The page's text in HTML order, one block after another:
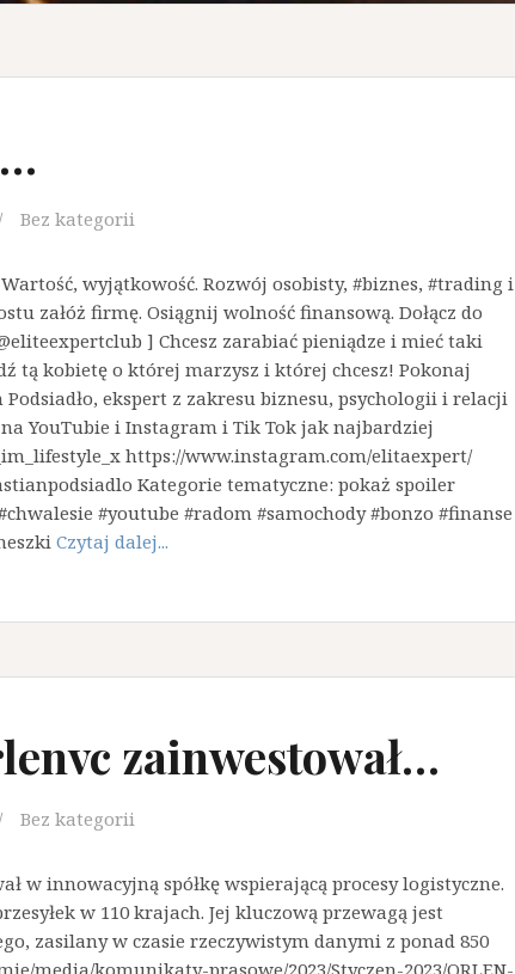
Bez kategorii
wyjątkowość. Rozwój osobisty, #biznes, #trading i
załóż firmę. Osiągnij wolność finansową. Dołącz do
] Chcesz zarabiać pieniądze i mieć taki
tą kobietę o której marzysz i której chcesz! Pokonaj
ekspert z zakresu biznesu, psychologii i relacji
YouTubie i Instagram i Tik Tok jak najbardziej
https://www.instagram.com/elitaexpert/
Kategorie tematyczne: pokaż spoiler
#youtube #radom #samochody #bonzo #finanse
Czytaj dalej...
zainwestował…
Bez kategorii
w innowacyjną spółkę wspierającą procesy logistyczne.
w 110 krajach. Jej kluczową przewagą jest
zasilany w czasie rzeczywistym danymi z ponad 850
media/komunikaty-prasowe/2023/Styczen-2023/ORLEN-